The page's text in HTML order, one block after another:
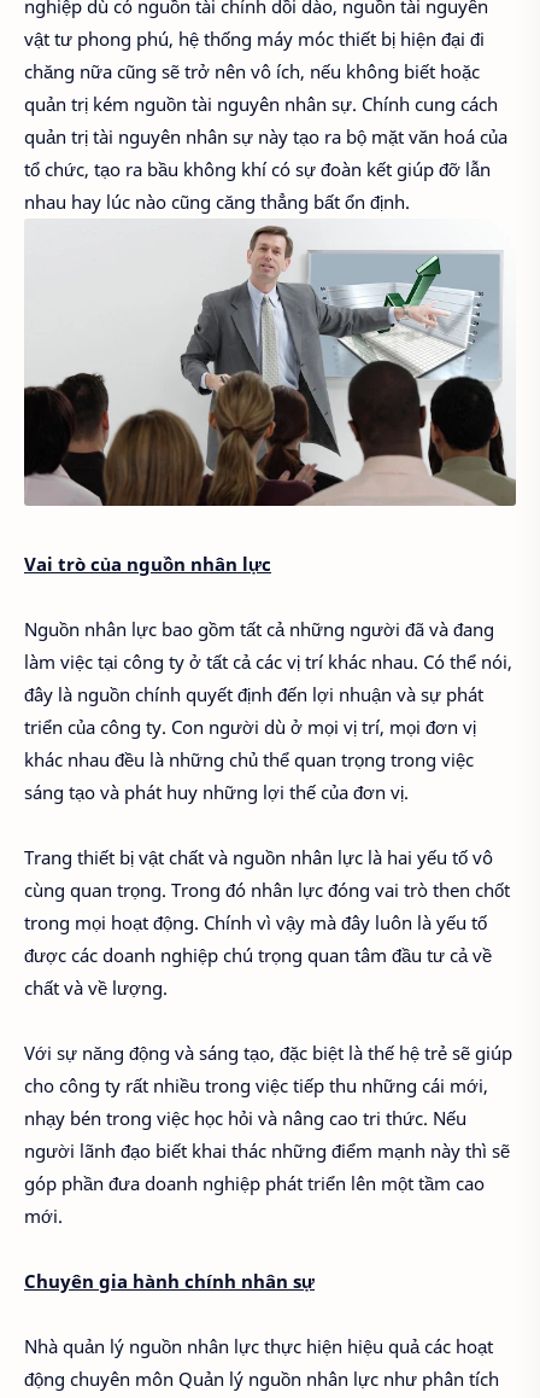
nghiệp dù có nguồn tài chính dồi dào, nguồn tài nguyên
vật tư­ phong phú, hệ thống máy móc thiết bị hiện đại đi
chăng nữa cũng sẽ trở nên vô ích, nếu không biết hoặc
quản trị kém nguồn tài nguyên nhân sự. Chính cung cách
quản trị tài nguyên nhân sự này tạo ra bộ mặt văn hoá của
tổ chức, tạo ra bầu không khí có sự đoàn kết giúp đỡ lẫn
nhau hay lúc nào cũng căng thẳng bất ổn định.
Vai trò của nguồn nhân lực
Nguồn nhân lực bao gồm tất cả những người đã và đang
làm việc tại công ty ở tất cả các vị trí khác nhau. Có thể nói,
đây là nguồn chính quyết định đến lợi nhuận và sự phát
triển của công ty. Con người dù ở mọi vị trí, mọi đơn vị
khác nhau đều là những chủ thể quan trọng trong việc
sáng tạo và phát huy những lợi thế của đơn vị.
Trang thiết bị vật chất và nguồn nhân lực là hai yếu tố vô
cùng quan trọng. Trong đó nhân lực đóng vai trò then chốt
trong mọi hoạt động. Chính vì vậy mà đây luôn là yếu tố
được các doanh nghiệp chú trọng quan tâm đầu tư cả về
chất và về lượng.
Với sự năng động và sáng tạo, đặc biệt là thế hệ trẻ sẽ giúp
cho công ty rất nhiều trong việc tiếp thu những cái mới,
nhạy bén trong việc học hỏi và nâng cao tri thức. Nếu
người lãnh đạo biết khai thác những điểm mạnh này thì sẽ
góp phần đưa doanh nghiệp phát triển lên một tầm cao
mới.
Chuyên gia hành chính nhân sự
Nhà quản lý nguồn nhân lực thực hiện hiệu quả các hoạt
động chuyên môn Quản lý nguồn nhân lực như phân tích